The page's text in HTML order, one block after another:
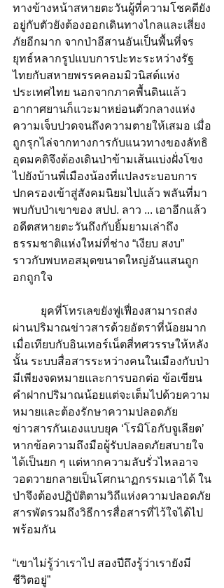
ทางข้างหน้าสหายตะวันผู้ที่ความโชคดียัง
อยู่กับตัวยังต้องออกเดินทางไกลและเสี่ยง
ภัยอีกมาก จากป่าอีสานอันเป็นพื้นที่จร
ยุทธ์หลากรูปแบบการปะทะระหว่างรัฐ
ไทยกับสหายพรรคคอมมิวนิสต์แห่ง
ประเทศไทย นอกจากภาคพื้นดินแล้ว
อากาศยานก็แวะมาหย่อนตัวกลางแห่ง
ความเจ็บปวดจนถึงความตายให้เสมอ เมื่อ
ถูกรุกไล่จากทางการกับแนวทางของลัทธิ
อุดมคติจึงต้องเดินป่าข้ามเส้นแบ่งฝั่งโขง
ไปยังบ้านพี่เมืองน้องที่แปลงระบอบการ
ปกครองเข้าสู่สังคมนิยมไปแล้ว พลันที่มา
พบกับป่าเขาของ สปป. ลาว ... เอาอีกแล้ว
อดีตสหายตะวันถึงกับยิ้มยามเล่าถึง
ธรรมชาติแห่งใหม่ที่ช่าง “เงียบ สงบ”
ราวกับพบหอสมุดขนาดใหญ่อันแสนถูก
อกถูกใจ
ผ่านปริมาณข่าวสารด้วยอัตราที่น้อยมาก
เมื่อเทียบกับอินเทอร์เน็ตสี่ทศวรรษให้หลัง
นั้น ระบบสื่อสารระหว่างคนในเมืองกับป่า
มีเพียงจดหมายและการบอกต่อ ข้อเขียน
คำฝากปริมาณน้อยแต่จะเต็มไปด้วยความ
หมายและต้องรักษาความปลอดภัย
ข่าวสารกันเองแบบยุค ‘โรมิโอกับจูเลียต’
หากข้อความถึงมือผู้รับปลอดภัยสบายใจ
ได้เป็นยก ๆ แต่หากความลับรั่วไหลอาจ
วอดวายกลายเป็นโศกนาฏกรรมเอาได้ ใน
ป่าจึงต้องปฏิบัติตามวิถีแห่งความปลอดภัย
สารพัดรวมถึงวิธีการสื่อสารที่ไว้ใจได้ไป
พร้อมกัน
“เขาไม่รู้ว่าเราไป สองปีถึงรู้ว่าเรายังมี
ชีวิตอยู่”